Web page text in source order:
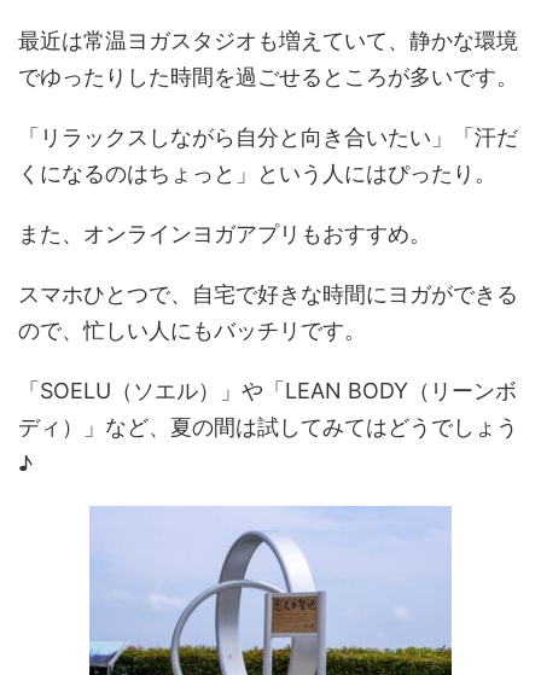
最近は常温ヨガスタジオも増えていて、静かな環境
でゆったりした時間を過ごせるところが多いです。
「リラックスしながら自分と向き合いたい」「汗だ
くになるのはちょっと」という人にはぴったり。
また、オンラインヨガアプリもおすすめ。
スマホひとつで、自宅で好きな時間にヨガができる
ので、忙しい人にもバッチリです。
「SOELU（ソエル）」や「LEAN BODY（リーンボ
ディ）」など、夏の間は試してみてはどうでしょう
♪